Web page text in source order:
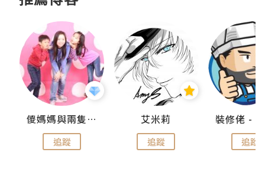
儍媽媽與兩隻小魔怪之家
追蹤
艾米莉
追蹤 追蹤